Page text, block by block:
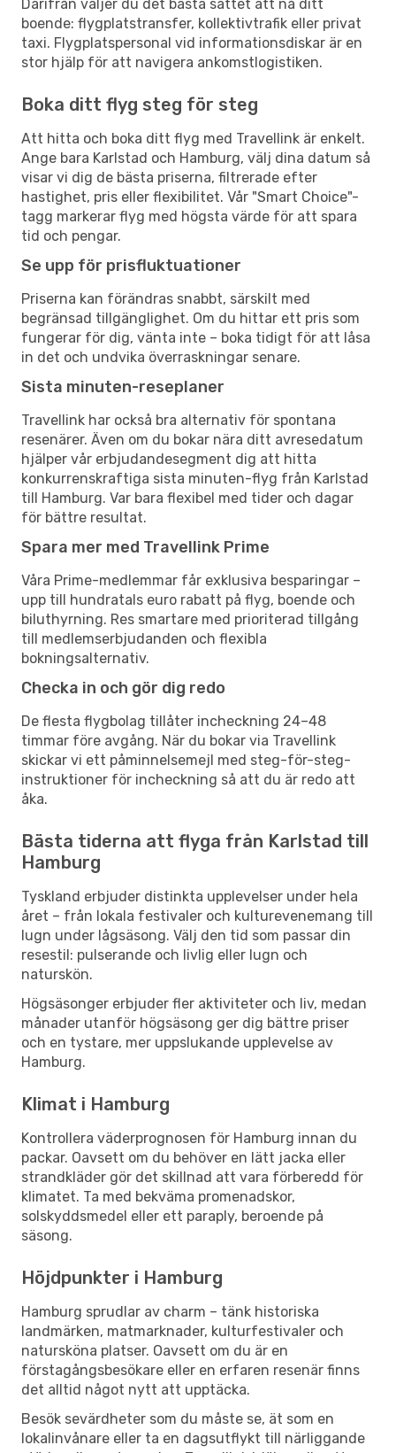
Därifrån väljer du det bästa sättet att nå ditt
boende: flygplatstransfer, kollektivtrafik eller privat
taxi. Flygplatspersonal vid informationsdiskar är en
stor hjälp för att navigera ankomstlogistiken.
Boka ditt flyg steg för steg
Att hitta och boka ditt flyg med Travellink är enkelt.
Ange bara Karlstad och Hamburg, välj dina datum så
visar vi dig de bästa priserna, filtrerade efter
hastighet, pris eller flexibilitet. Vår "Smart Choice"-
tagg markerar flyg med högsta värde för att spara
tid och pengar.
Se upp för prisfluktuationer
Priserna kan förändras snabbt, särskilt med
begränsad tillgänglighet. Om du hittar ett pris som
fungerar för dig, vänta inte – boka tidigt för att låsa
in det och undvika överraskningar senare.
Sista minuten-reseplaner
Travellink har också bra alternativ för spontana
resenärer. Även om du bokar nära ditt avresedatum
hjälper vår erbjudandesegment dig att hitta
konkurrenskraftiga sista minuten-flyg från Karlstad
till Hamburg. Var bara flexibel med tider och dagar
för bättre resultat.
Spara mer med Travellink Prime
Våra Prime-medlemmar får exklusiva besparingar –
upp till hundratals euro rabatt på flyg, boende och
biluthyrning. Res smartare med prioriterad tillgång
till medlemserbjudanden och flexibla
bokningsalternativ.
Checka in och gör dig redo
De flesta flygbolag tillåter incheckning 24–48
timmar före avgång. När du bokar via Travellink
skickar vi ett påminnelsemejl med steg-för-steg-
instruktioner för incheckning så att du är redo att
åka.
Bästa tiderna att flyga från Karlstad till
Hamburg
Tyskland erbjuder distinkta upplevelser under hela
året – från lokala festivaler och kulturevenemang till
lugn under lågsäsong. Välj den tid som passar din
resestil: pulserande och livlig eller lugn och
naturskön.
Högsäsonger erbjuder fler aktiviteter och liv, medan
månader utanför högsäsong ger dig bättre priser
och en tystare, mer uppslukande upplevelse av
Hamburg.
Klimat i Hamburg
Kontrollera väderprognosen för Hamburg innan du
packar. Oavsett om du behöver en lätt jacka eller
strandkläder gör det skillnad att vara förberedd för
klimatet. Ta med bekväma promenadskor,
solskyddsmedel eller ett paraply, beroende på
säsong.
Höjdpunkter i Hamburg
Hamburg sprudlar av charm – tänk historiska
landmärken, matmarknader, kulturfestivaler och
natursköna platser. Oavsett om du är en
förstagångsbesökare eller en erfaren resenär finns
det alltid något nytt att upptäcka.
Besök sevärdheter som du måste se, ät som en
lokalinvånare eller ta en dagsutflykt till närliggande